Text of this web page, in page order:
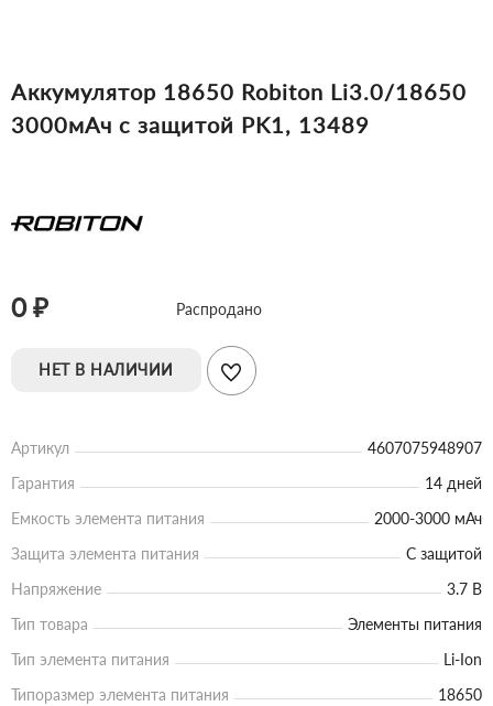
Аккумулятор 18650 Robiton Li3.0/18650
3000мАч с защитой PK1, 13489
0 ₽ Распродано
НЕТ В НАЛИЧИИ
Артикул
4607075948907
Гарантия
14 дней
Емкость элемента питания
2000-3000 мАч
Защита элемента питания
С защитой
Напряжение
3.7 В
Тип товара
Элементы питания
Тип элемента питания
Li-Ion
Типоразмер элемента питания
18650